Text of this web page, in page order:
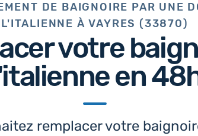
DE BAIGNOIRE PAR UNE
L'ITALIENNE À VAYRES (33870)
votre
en
remplacer votre